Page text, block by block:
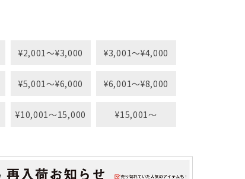
¥2,001〜¥3,000 ¥3,001〜¥4,000
¥5,001〜¥6,000 ¥6,001〜¥8,000
¥10,001〜15,000 ¥15,001〜